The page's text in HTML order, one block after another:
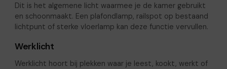
Dit is het algemene licht waarmee je de kamer gebruikt
en schoonmaakt. Een plafondlamp, railspot op bestaand
lichtpunt of sterke vloerlamp kan deze functie vervullen.
Werklicht
Werklicht hoort bij plekken waar je leest, kookt, werkt of